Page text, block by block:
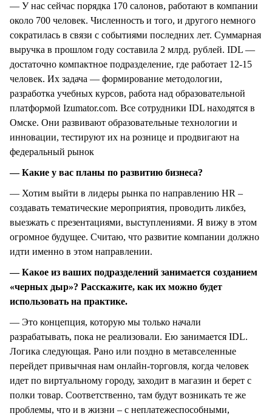
— У нас сейчас порядка 170 салонов, работают в компании
около 700 человек. Численность и того, и другого немного
сократилась в связи с событиями последних лет. Суммарная
выручка в прошлом году составила 2 млрд. рублей. IDL —
достаточно компактное подразделение, где работает 12-15
человек. Их задача — формирование методологии,
разработка учебных курсов, работа над образовательной
платформой Izumator.com. Все сотрудники IDL находятся в
Омске. Они развивают образовательные технологии и
инновации, тестируют их на рознице и продвигают на
федеральный рынок
— Какие у вас планы по развитию бизнеса?
— Хотим выйти в лидеры рынка по направлению HR –
создавать тематические мероприятия, проводить ликбез,
выезжать с презентациями, выступлениями. Я вижу в этом
огромное будущее. Считаю, что развитие компании должно
идти именно в этом направлении.
— Какое из ваших подразделений занимается созданием
«черных дыр»? Расскажите, как их можно будет
использовать на практике.
— Это концепция, которую мы только начали
разрабатывать, пока не реализовали. Ею занимается IDL.
Логика следующая. Рано или поздно в метавселенные
перейдет привычная нам онлайн-торговля, когда человек
идет по виртуальному городу, заходит в магазин и берет с
полки товар. Соответственно, там будут возникать те же
проблемы, что и в жизни – с неплатежеспособными,